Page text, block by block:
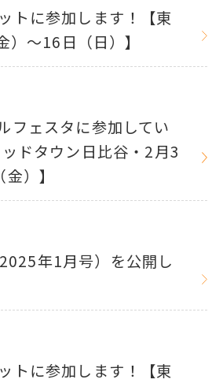
トに参加します！【東
～16日（日）】
フェスタに参加してい
ドタウン日比谷・2月3
）】
年1月号）を公開し
トに参加します！【東